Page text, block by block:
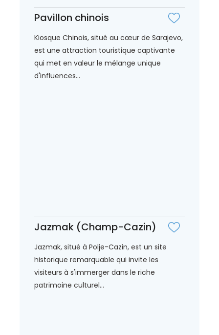
Pavillon chinois
Kiosque Chinois, situé au cœur de Sarajevo,
est une attraction touristique captivante
qui met en valeur le mélange unique
d'influences...
Jazmak (Champ-Cazin)
Jazmak, situé à Polje-Cazin, est un site
historique remarquable qui invite les
visiteurs à s'immerger dans le riche
patrimoine culturel...